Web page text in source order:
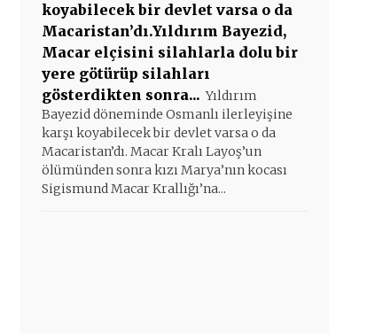
koyabilecek bir devlet varsa o da
Macaristan’dı.Yıldırım Bayezid,
Macar elçisini silahlarla dolu bir
yere götürüp silahları
gösterdikten sonra... Yıldırım
Bayezid döneminde Osmanlı ilerleyişine
karşı koyabilecek bir devlet varsa o da
Macaristan’dı. Macar Kralı Layoş’un
ölümünden sonra kızı Marya’nın kocası
Sigismund Macar Krallığı’na...